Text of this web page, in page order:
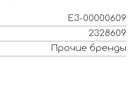
Е3-00000609
2328609
Прочие бренды